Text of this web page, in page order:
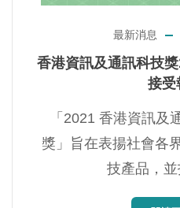
最新消息
香港資訊及通訊科技
接受
「2021 香港資訊及
獎」旨在表揚社會各
技產品，